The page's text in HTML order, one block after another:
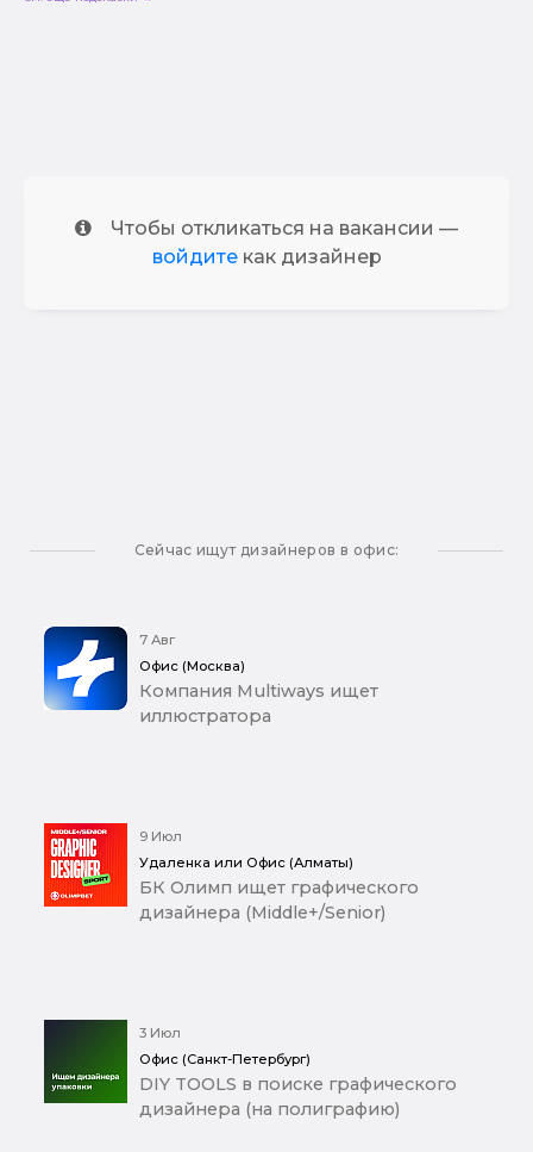
Чтобы откликаться на вакансии —
войдитекак дизайнер
Сейчас ищут дизайнеров в офис:
7 Авг
Офис (Москва)
Компания Multiways ищет
иллюстратора
9 Июл
Удаленка или Офис (Алматы)
БК Олимп ищет графического
дизайнера (Middle+/Senior)
3 Июл
Офис (Санкт-Петербург)
DIY TOOLS в поиске графического
дизайнера (на полиграфию)